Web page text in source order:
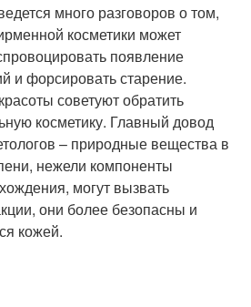
много разговоров о том,
косметики может
появление
и форсировать старение.
советуют обратить
косметику. Главный довод
– природные вещества в
нежели компоненты
могут вызвать
они более безопасны и
кожей.